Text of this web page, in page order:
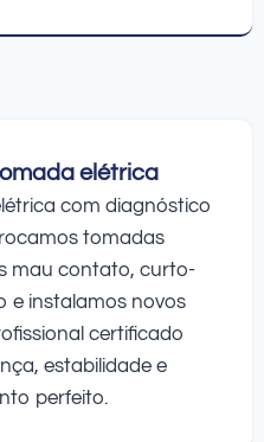
elétrica
com diagnóstico
tomadas
mau contato, curto-
e instalamos novos
certificado
estabilidade e
perfeito.